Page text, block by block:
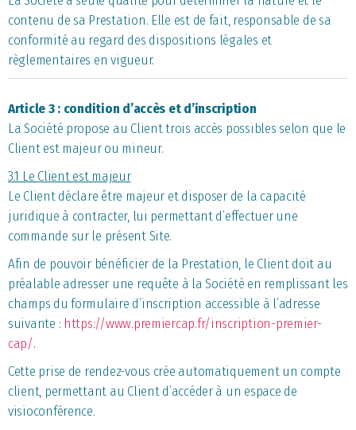
contenu de sa Prestation. Elle est de fait, responsable de sa
conformité au regard des dispositions légales et
règlementaires en vigueur.
Article 3 : condition d’accès et d’inscription
La Société propose au Client trois accès possibles selon que le
Client est majeur ou mineur.
3.1 Le Client est majeur
Le Client déclare être majeur et disposer de la capacité
juridique à contracter, lui permettant d’effectuer une
commande sur le présent Site.
Afin de pouvoir bénéficier de la Prestation, le Client doit au
préalable adresser une requête à la Société en remplissant les
champs du formulaire d’inscription accessible à l’adresse
suivante : https://www.premiercap.fr/inscription-premier-
cap/.
Cette prise de rendez-vous crée automatiquement un compte
client, permettant au Client d’accéder à un espace de
visioconférence.